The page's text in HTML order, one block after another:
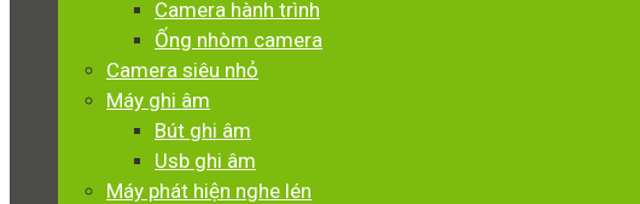
Camera hành trình
Ống nhòm camera
Camera siêu nhỏ
Máy ghi âm
Bút ghi âm
Usb ghi âm
Máy phát hiện nghe lén